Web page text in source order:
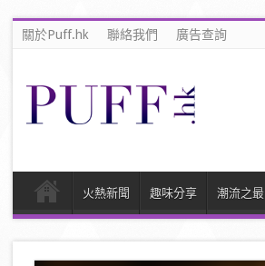
關於Puff.hk 聯絡我們 廣告查詢
火熱新聞 趣味分享 潮流之最